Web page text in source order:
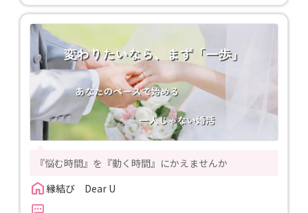
『悩む時間』を『動く時間』にかえませんか
縁結び　Dear U